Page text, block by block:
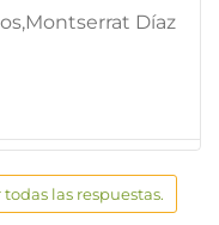
Díaz
todas las respuestas.